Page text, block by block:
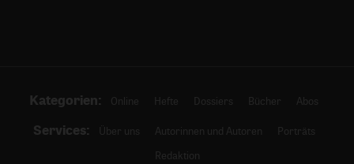
Kategorien: Online Hefte Dossiers Bücher Abos
Services: Über uns Autorinnen und Autoren
Porträts
Redaktion